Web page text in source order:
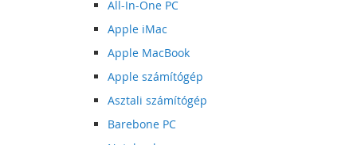
All-In-One PC
Apple iMac
Apple MacBook
Apple számítógép
Asztali számítógép
Barebone PC